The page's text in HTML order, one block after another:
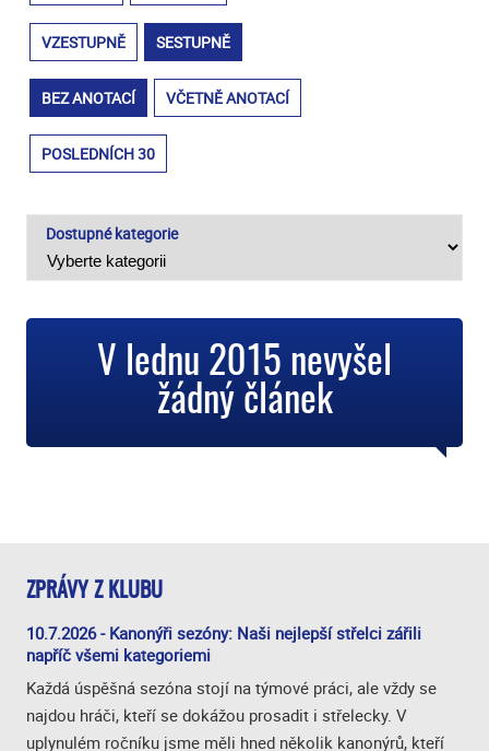
VZESTUPNĚ SESTUPNĚ
BEZ ANOTACÍ VČETNĚ ANOTACÍ
POSLEDNÍCH 30
Dostupné kategorie
V lednu 2015 nevyšel
žádný článek
ZPRÁVY Z KLUBU
10.7.2026 - Kanonýři sezóny: Naši nejlepší střelci zářili
napříč všemi kategoriemi
Každá úspěšná sezóna stojí na týmové práci, ale vždy se
najdou hráči, kteří se dokážou prosadit i střelecky. V
uplynulém ročníku jsme měli hned několik kanonýrů, kteří